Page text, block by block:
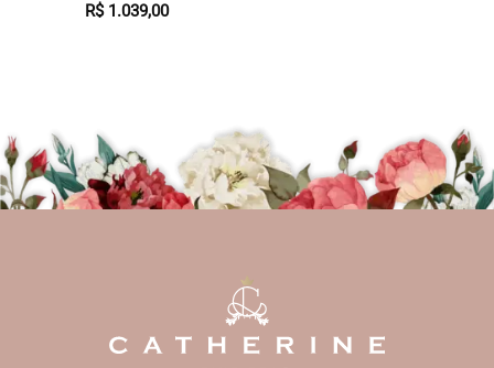
R$1.039,00